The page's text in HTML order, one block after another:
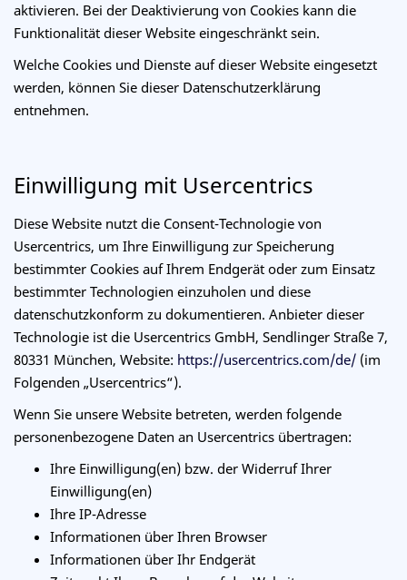
aktivieren. Bei der Deaktivierung von Cookies kann die
Funktionalität dieser Website eingeschränkt sein.
Welche Cookies und Dienste auf dieser Website eingesetzt
werden, können Sie dieser Datenschutzerklärung
entnehmen.
Einwilligung mit Usercentrics
Diese Website nutzt die Consent-Technologie von
Usercentrics, um Ihre Einwilligung zur Speicherung
bestimmter Cookies auf Ihrem Endgerät oder zum Einsatz
bestimmter Technologien einzuholen und diese
datenschutzkonform zu dokumentieren. Anbieter dieser
Technologie ist die Usercentrics GmbH, Sendlinger Straße 7,
80331 München, Website: https://usercentrics.com/de/ (im
Folgenden „Usercentrics“).
Wenn Sie unsere Website betreten, werden folgende
personenbezogene Daten an Usercentrics übertragen:
Ihre Einwilligung(en) bzw. der Widerruf Ihrer
Einwilligung(en)
Ihre IP-Adresse
Informationen über Ihren Browser
Informationen über Ihr Endgerät